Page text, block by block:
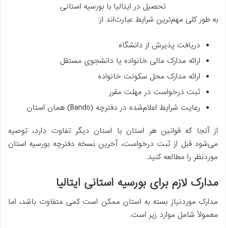
تحصیل در ایتالیا با بورسیه استانی
به طور کلی مهم‌ترین شرایط عبارت‌اند از:
دریافت پذیرش از دانشگاه
ارائه مدارک مالی خانواده یا دانشجوی مستقل
ارائه مدارک محل سکونت خانواده
ثبت درخواست در مهلت مقرر
رعایت شرایط اعلام‌شده در دفترچه (Bando) همان استان
از آنجا که قوانین هر استان با استان دیگر تفاوت دارد، توصیه
می‌شود قبل از ثبت درخواست، آخرین نسخه دفترچه بورسیه استان
موردنظر را مطالعه کنید.
مدارک لازم برای بورسیه استانی ایتالیا
مدارک موردنیاز بسته به استان ممکن است کمی متفاوت باشد، اما
معمولاً شامل موارد زیر است.